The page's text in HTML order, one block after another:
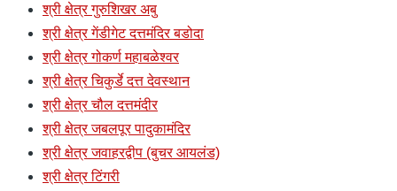
श्री क्षेत्र गुरुशिखर अबु
श्री क्षेत्र गेंडीगेट दत्तमंदिर बडोदा
श्री क्षेत्र गोकर्ण महाबळेश्वर
श्री क्षेत्र चिकुर्डे दत्त देवस्थान
श्री क्षेत्र चौल दत्तमंदीर
श्री क्षेत्र जबलपूर पादुकामंदिर
श्री क्षेत्र जवाहरद्वीप (बुचर आयलंड)
श्री क्षेत्र टिंगरी